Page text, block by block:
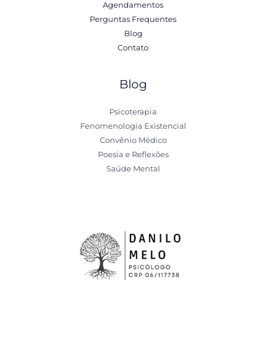
Agendamentos
Perguntas Frequentes
Blog
Contato
Blog
Psicoterapia
Fenomenologia Existencial
Convênio Médico
Poesia e Reflexões
Saúde Mental